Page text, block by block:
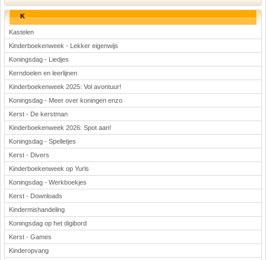
K
Kastelen
Kinderboekenweek - Lekker eigenwijs
Koningsdag - Liedjes
Kerndoelen en leerlijnen
Kinderboekenweek 2025: Vol avontuur!
Koningsdag - Meer over koningen enzo
Kerst - De kerstman
Kinderboekenweek 2026: Spot aan!
Koningsdag - Spelletjes
Kerst - Divers
Kinderboekenweek op Yurls
Koningsdag - Werkboekjes
Kerst - Downloads
Kindermishandeling
Koningsdag op het digibord
Kerst - Games
Kinderopvang